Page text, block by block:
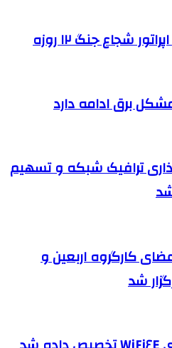
شجاع جنگ ۱۲ روزه
مشکل برق ادامه دارد
ترافیک شبکه و تسهیم
کارگروه اربعین و
شد